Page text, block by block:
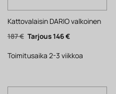
Kattovalaisin DARIO valkoinen
187€ Alkuperäinen
hinta
187 €.
146€Nykyinen
146 €.
Toimitusaika 2-3 viikkoa